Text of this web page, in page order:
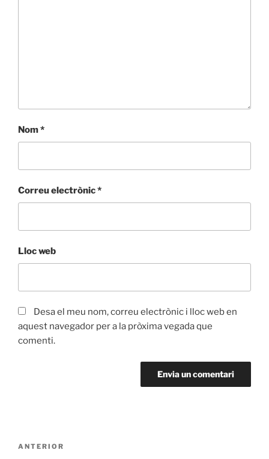
Nom*
Correu electrònic*
Lloc web
Desa el meu nom, correu electrònic i lloc web en
aquest navegador per a la pròxima vegada que
comenti.
ANTERIOR